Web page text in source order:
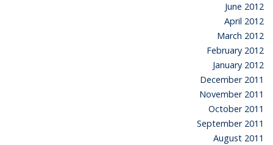
June 2012
April 2012
March 2012
February 2012
January 2012
December 2011
November 2011
October 2011
September 2011
August 2011